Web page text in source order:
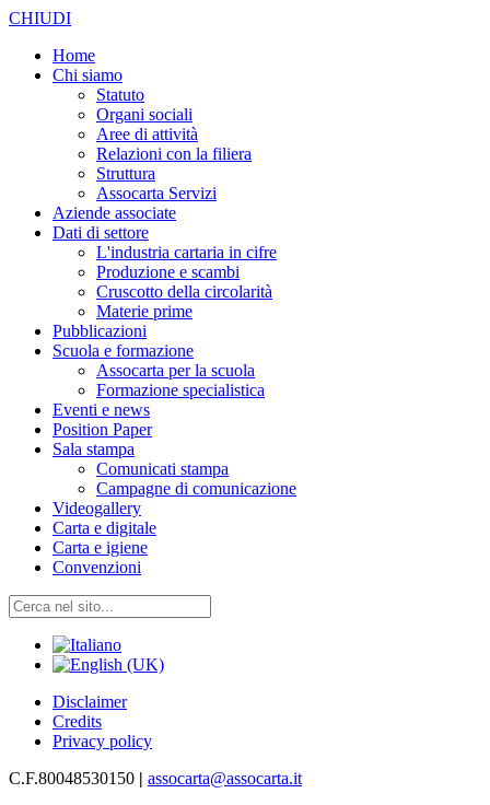
CHIUDI
Home
Chi siamo
Statuto
Organi sociali
Aree di attività
Relazioni con la filiera
Struttura
Assocarta Servizi
Aziende associate
Dati di settore
L'industria cartaria in cifre
Produzione e scambi
Cruscotto della circolarità
Materie prime
Pubblicazioni
Scuola e formazione
Assocarta per la scuola
Formazione specialistica
Eventi e news
Position Paper
Sala stampa
Comunicati stampa
Campagne di comunicazione
Videogallery
Carta e digitale
Carta e igiene
Convenzioni
Disclaimer
Credits
Privacy policy
C.F.80048530150 | assocarta@assocarta.it